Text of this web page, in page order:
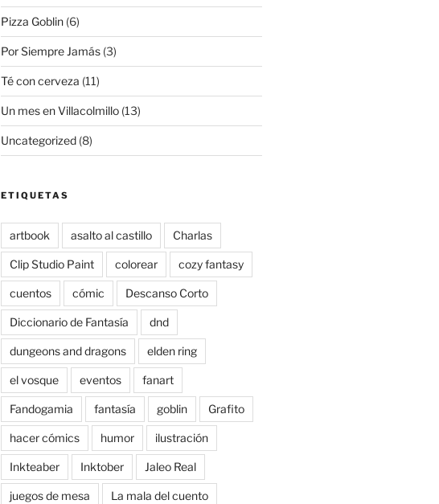
Pizza Goblin(6)
Por Siempre Jamás(3)
Té con cerveza (11)
Un mes en Villacolmillo(13)
Uncategorized(8)
ETIQUETAS
artbook asalto al castillo Charlas
Clip Studio Paint colorear cozy fantasy
cuentos cómic Descanso Corto
Diccionario de Fantasía dnd
dungeons and dragons elden ring
el vosque eventos fanart
Fandogamia fantasía goblin Grafito
hacer cómics humor ilustración
Inkteaber Inktober Jaleo Real
juegos de mesa La mala del cuento